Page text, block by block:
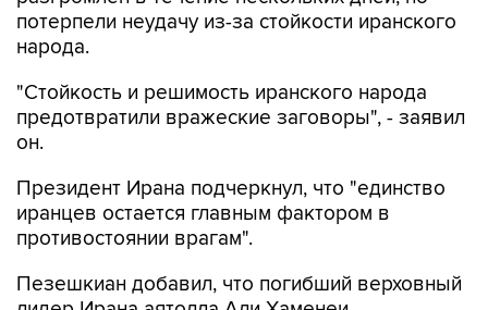
потерпели неудачу из-за стойкости иранского
народа.
"Стойкость и решимость иранского народа
предотвратили вражеские заговоры", - заявил
он.
Президент Ирана подчеркнул, что "единство
иранцев остается главным фактором в
противостоянии врагам".
Пезешкиан добавил, что погибший верховный